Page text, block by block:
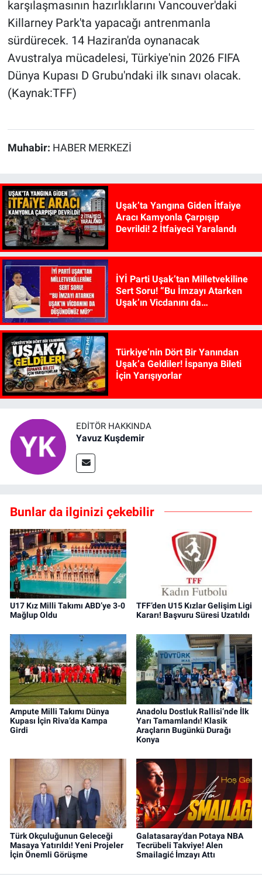
karşılaşmasının hazırlıklarını Vancouver'daki
Killarney Park'ta yapacağı antrenmanla
sürdürecek. 14 Haziran'da oynanacak
Avustralya mücadelesi, Türkiye'nin 2026 FIFA
Dünya Kupası D Grubu'ndaki ilk sınavı olacak.
(Kaynak:TFF)
Muhabir: HABER MERKEZİ
Uşak’ta Yangına Giden İtfaiye
Aracı Kamyonla Çarpışıp
Devrildi! 2 İtfaiyeci Yaralandı
İYİ Parti Uşak’tan Milletvekiline
Sert Soru! “Bu İmzayı Atarken
Uşak’ın Vicdanını da
Türkiye’nin Dört Bir Yanından
Uşak’a Geldiler! İspanya Bileti
İçin Yarışıyorlar
EDITÖR HAKKINDA
Yavuz Kuşdemir
Bunlar da ilginizi çekebilir
U17 Kız Milli Takımı ABD’ye 3-0
Mağlup Oldu
TFF’den U15 Kızlar Gelişim Ligi
Kararı! Başvuru Süresi Uzatıldı
Ampute Milli Takımı Dünya
Kupası İçin Riva’da Kampa
Girdi
Anadolu Dostluk Rallisi’nde İlk
Yarı Tamamlandı! Klasik
Araçların Bugünkü Durağı
Konya
Türk Okçuluğunun Geleceği
Masaya Yatırıldı! Yeni Projeler
İçin Önemli Görüşme
Galatasaray’dan Potaya NBA
Tecrübeli Takviye! Alen
Smailagić İmzayı Attı